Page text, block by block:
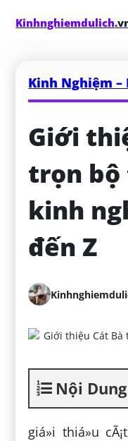
Kinhnghiemdulich
Kinh Nghiệm –
Giới
trọn
kinh
đến Z
Nội
giá»i thiá»u